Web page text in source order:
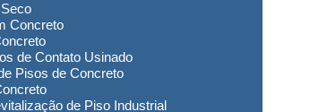
Concreto
de Contato Usinado
Pisos de Concreto
de Piso Industrial